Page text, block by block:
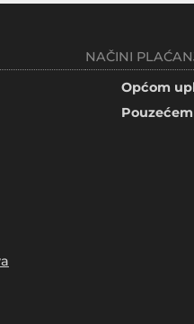
NAČINI
Općom